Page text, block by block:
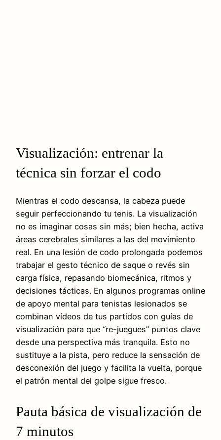
Visualización: entrenar la
técnica sin forzar el codo
Mientras el codo descansa, la cabeza puede
seguir perfeccionando tu tenis. La visualización
no es imaginar cosas sin más; bien hecha, activa
áreas cerebrales similares a las del movimiento
real. En una lesión de codo prolongada podemos
trabajar el gesto técnico de saque o revés sin
carga física, repasando biomecánica, ritmos y
decisiones tácticas. En algunos programas online
de apoyo mental para tenistas lesionados se
combinan vídeos de tus partidos con guías de
visualización para que “re-juegues” puntos clave
desde una perspectiva más tranquila. Esto no
sustituye a la pista, pero reduce la sensación de
desconexión del juego y facilita la vuelta, porque
el patrón mental del golpe sigue fresco.
Pauta básica de visualización de
7 minutos